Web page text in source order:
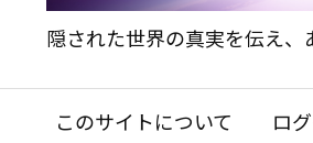
隠された世界の真実を伝え
このサイトについて ロ